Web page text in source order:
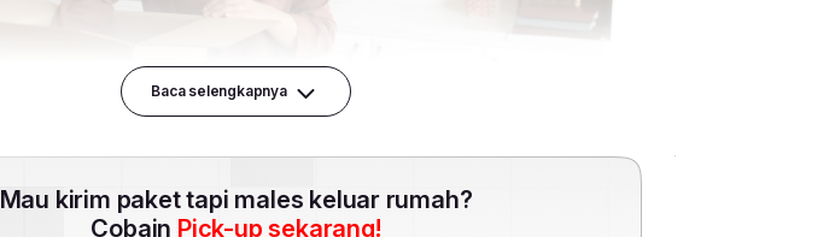
Baca selengkapnya
Mau kirim paket tapi males keluar rumah?
Cobain Pick-up sekarang!